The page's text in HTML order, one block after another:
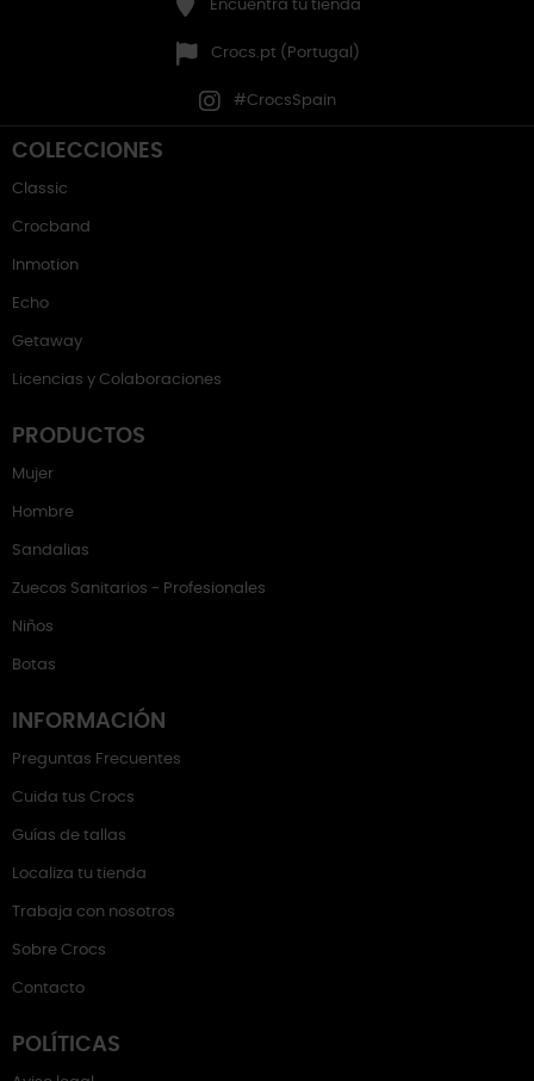
Encuentra tu tienda
Crocs.pt (Portugal)
#CrocsSpain
COLECCIONES
Classic
Crocband
Inmotion
Echo
Getaway
Licencias y Colaboraciones
PRODUCTOS
Mujer
Hombre
Sandalias
Zuecos Sanitarios - Profesionales
Niños
Botas
INFORMACIÓN
Preguntas Frecuentes
Cuida tus Crocs
Guías de tallas
Localiza tu tienda
Trabaja con nosotros
Sobre Crocs
Contacto
POLÍTICAS